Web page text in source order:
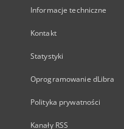
Informacje techniczne
Kontakt
Statystyki
Oprogramowanie dLibra
Polityka prywatności
Kanały RSS